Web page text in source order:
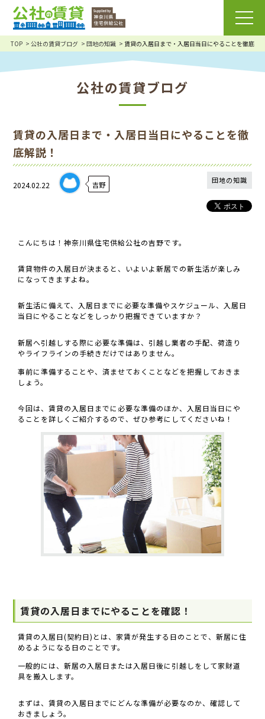
TOP 公社の賃貸ブログ 団地の知識 賃貸の入居日まで・入居日当日にやることを徹底解
公社の賃貸ブログ
賃貸の入居日まで・入居日当日にやることを徹
底解説！
2024.02.22 吉野
団地の知識
こんにちは！神奈川県住宅供給公社の吉野です。
賃貸物件の入居日が決まると、いよいよ新居での新生活が楽しみ
になってきますよね。
新生活に備えて、入居日までに必要な準備やスケジュール、入居日
当日にやることなどをしっかり把握できていますか？
新居へ引越しする際に必要な準備は、引越し業者の手配、荷造り
やライフラインの手続きだけではありません。
事前に準備することや、済ませておくことなどを把握しておきま
しょう。
今回は、賃貸の入居日までに必要な準備のほか、入居日当日にや
ることを詳しくご紹介するので、ぜひ参考にしてくださいね！
賃貸の入居日までにやることを確認！
賃貸の入居日(契約日)とは、家賃が発生する日のことで、新居に住
めるようになる日のことです。
一般的には、新居の入居日または入居日後に引越しをして家財道
具を搬入します。
まずは、賃貸の入居日までにどんな準備が必要なのか、確認して
おきましょう。